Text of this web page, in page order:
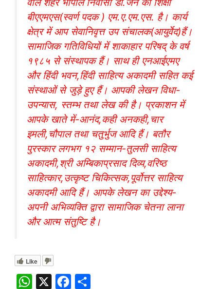
बीएएमएस(स्वर्ण पदक ) एम.ए.एम.एस. है। कार्य
क्षेत्र में आप सेवानिवृत्त उप संचालक(आयुर्वेद)हैं।
सामाजिक गतिविधियों में शाकाहार परिषद् के वर्ष
१९८५ से संस्थापक हैं। साथ ही एनआईएमए
और हिंदी भवन,हिंदी साहित्य अकादमी सहित कई
संस्थाओं से जुड़े हुए हैं। आपकी लेखन विधा-
उपन्यास, स्तम्भ तथा लेख की है। प्रकाशन में
आपके खाते में-आनंद,कही अनकही,चार
इमली,चौपाल तथा चतुर्भुज आदि हैं। बतौर
पुरस्कार लगभग १२ सम्मान-तुलसी साहित्य
अकादमी,श्री अम्बिकाप्रसाद दिव्य,वरिष्ठ
साहित्कार,उत्कृष्ट चिकित्सक,पूर्वोत्तर साहित्य
अकादमी आदि हैं। आपके लेखन का उद्देश्य-
अपनी अभिव्यक्ति द्वारा सामाजिक चेतना लाना
और आत्म संतुष्टि है।
Like
W X
F